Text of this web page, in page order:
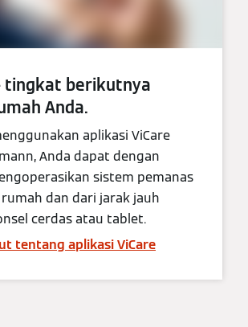
tingkat berikutnya
Anda.
aplikasi ViCare
Anda dapat dengan
sistem pemanas
dan dari jarak jauh
cerdas atau tablet.
tentang aplikasi ViCare